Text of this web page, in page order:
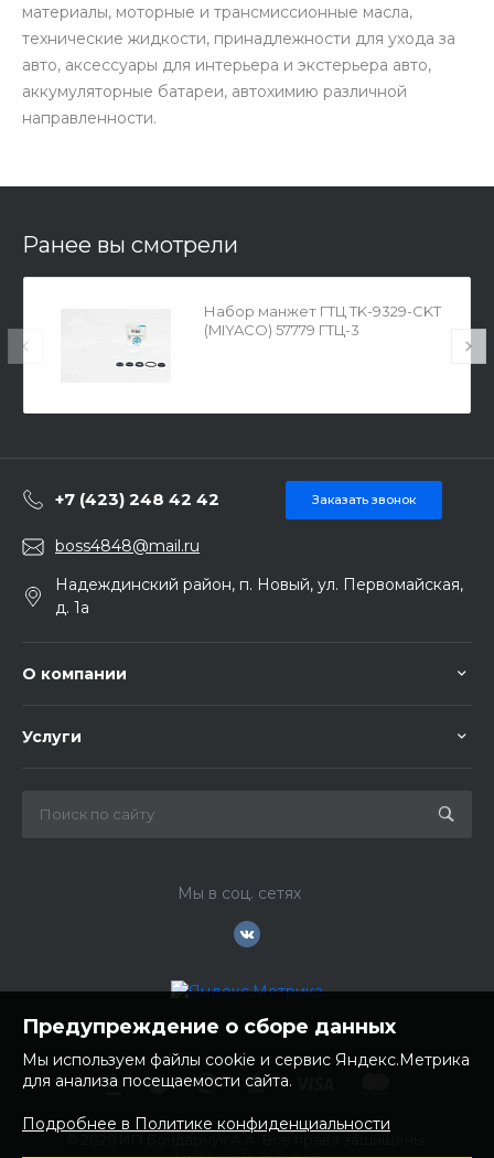
материалы, моторные и трансмиссионные масла,
технические жидкости, принадлежности для ухода за
авто, аксессуары для интерьера и экстерьера авто,
аккумуляторные батареи, автохимию различной
направленности.
Ранее вы смотрели
Набор манжет ГТЦ TK-9329-CKT
(MIYACO) 57779 ГТЦ-3
+7 (423) 248 42 42 Заказать звонок
boss4848@mail.ru
Надеждинский район, п. Новый, ул. Первомайская,
д. 1а
О компании
Услуги
Мы в соц. сетях
Предупреждение о сборе данных
Мы используем файлы cookie и сервис Яндекс.Метрика
для анализа посещаемости сайта.
Подробнее в Политике конфиденциальности